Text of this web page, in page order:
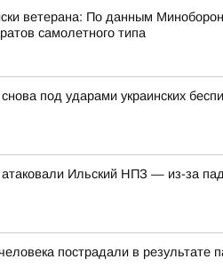
ветерана: По данным
самолетного типа
под ударами украинских
Ильский НПЗ — из-за
пострадали в